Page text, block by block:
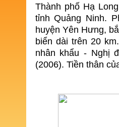
Thành phố Hạ
tỉnh Quảng Ninh.
huyện Yên Hưng,
biển dài trên 20
nhân khẩu - Nghị
(2006). Tiền thân